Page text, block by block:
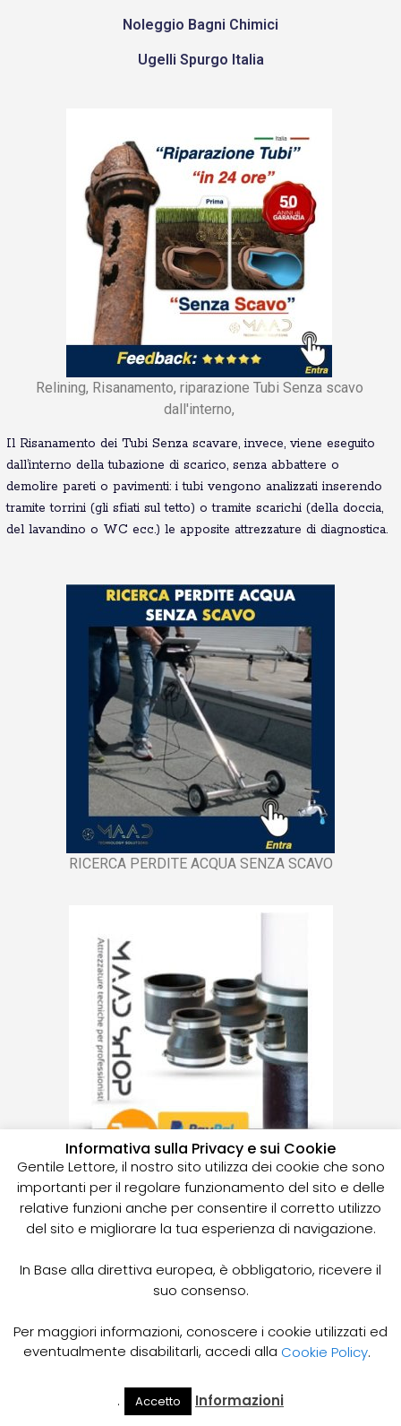
Noleggio Bagni Chimici
Ugelli Spurgo Italia
Relining, Risanamento, riparazione Tubi Senza scavo
dall'interno,
Il Risanamento dei Tubi Senza scavare, invece, viene eseguito
dall’interno della tubazione di scarico, senza abbattere o
demolire pareti o pavimenti: i tubi vengono analizzati inserendo
tramite torrini (gli sfiati sul tetto) o tramite scarichi (della doccia,
del lavandino o WC ecc.) le apposite attrezzature di diagnostica.
RICERCA PERDITE ACQUA SENZA SCAVO
Giunti per il risanamento tubi delle fognature, flessibili,
plastica, gomma
Ricerca Perdite Piemonte
Vendita Nuovo, Usato
Cerca Il Mio
Informativa sulla Privacy e sui Cookie
Gentile Lettore, il nostro sito utilizza dei cookie che sono
importanti per il regolare funzionamento del sito e delle
relative funzioni anche per consentire il corretto utilizzo
del sito e migliorare la tua esperienza di navigazione.
In Base alla direttiva europea, è obbligatorio, ricevere il
suo consenso.
Per maggiori informazioni, conoscere i cookie utilizzati ed
eventualmente disabilitarli, accedi alla Cookie Policy.
. Accetto Informazioni